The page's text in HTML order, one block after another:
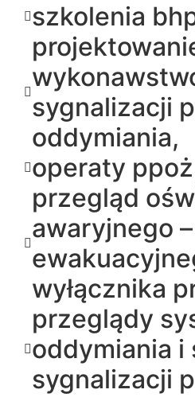
szkolenia
sygnalizacji
oddymiania,
operaty
przegląd
awaryjnego –
wyłącznika
przeglądy
oddymiania i
sygnalizacji